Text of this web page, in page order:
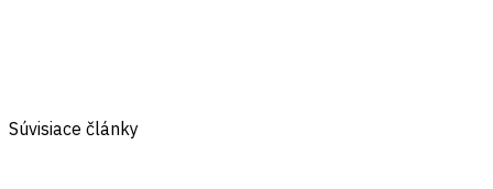
Súvisiace články